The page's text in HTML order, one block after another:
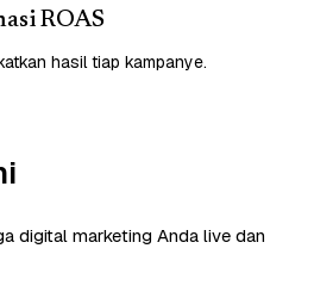
ROAS
hasil tiap kampanye.
digital marketing Anda live dan